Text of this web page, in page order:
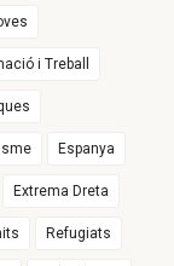
i Treball
Espanya
Extrema Dreta
Refugiats